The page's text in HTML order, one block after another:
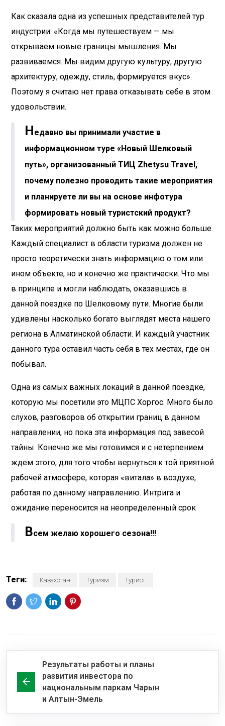
Как сказала одна из успешных представителей тур
индустрии: «Когда мы путешествуем — мы
открываем новые границы мышления. Мы
развиваемся. Мы видим другую культуру, другую
архитектуру, одежду, стиль, формируется вкус».
Поэтому я считаю нет права отказывать себе в этом
удовольствии.
Недавно вы принимали участие в
информационном туре «Новый Шелковый
путь», организованный ТИЦ Zhetysu Travel,
почему полезно проводить такие мероприятия
и планируете ли вы на основе инфотура
формировать новый туристский продукт?
Таких мероприятий должно быть как можно больше.
Каждый специалист в области туризма должен не
просто теоретически знать информацию о том или
ином объекте, но и конечно же практически. Что мы
в принципе и могли наблюдать, оказавшись в
данной поездке по Шелковому пути. Многие были
удивлены насколько богато выглядят места нашего
региона в Алматинской области. И каждый участник
данного тура оставил часть себя в тех местах, где он
побывал.
Одна из самых важных локаций в данной поездке,
которую мы посетили это МЦПС Хоргос. Много было
слухов, разговоров об открытии границ в данном
направлении, но пока эта информация под завесой
тайны. Конечно же мы готовимся и с нетерпением
ждем этого, для того чтобы вернуться к той приятной
рабочей атмосфере, которая «витала» в воздухе,
работая по данному направлению. Интрига и
ожидание переносится на неопределенный срок
Всем желаю хорошего сезона!!!
Теги: Казахстан Туризм Турист
Результаты работы и планы
развития инвестора по
национальным паркам Чарын
и Алтын-Эмель